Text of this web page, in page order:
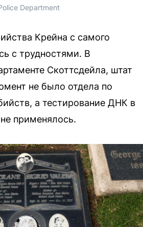
Department
Крейна с самого
с трудностями. В
Скоттсдейла, штат
не было отдела по
а тестирование ДНК в
применялось.